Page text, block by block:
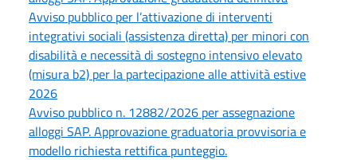
Avviso pubblico per l’attivazione di interventi
integrativi sociali (assistenza diretta) per minori con
disabilità e necessità di sostegno intensivo elevato
(misura b2) per la partecipazione alle attività estive
2026
Avviso pubblico n. 12882/2026 per assegnazione
alloggi SAP. Approvazione graduatoria provvisoria e
modello richiesta rettifica punteggio.